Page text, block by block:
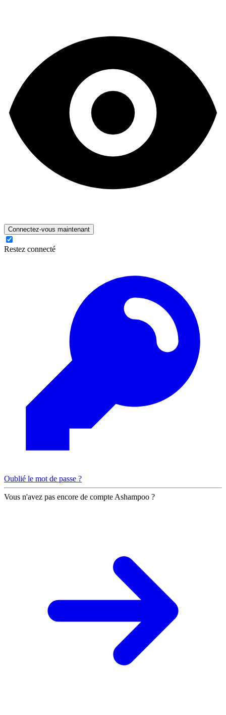
Connectez-vous maintenant
Restez connecté
Oublié le mot de passe ?
Vous n'avez pas encore de compte Ashampoo ?